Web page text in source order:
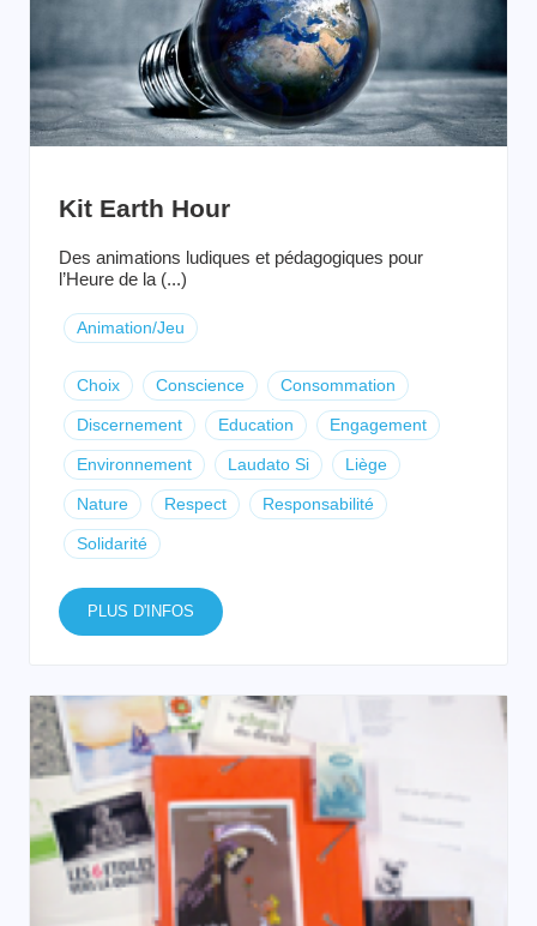
Kit Earth Hour
Des animations ludiques et pédagogiques pour
l’Heure de la (...)
Animation/Jeu
Choix Conscience Consommation
Discernement Education Engagement
Environnement Laudato Si Liège
Nature Respect Responsabilité
Solidarité
PLUS D'INFOS